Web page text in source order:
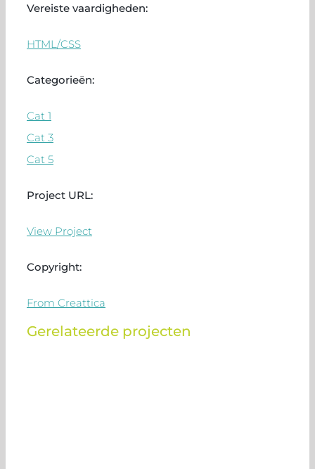
Vereiste vaardigheden:
HTML/CSS
Categorieën:
Cat 1
Cat 3
Cat 5
Project URL:
View Project
Copyright:
From Creattica
Gerelateerde projecten